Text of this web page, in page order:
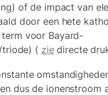
of de impact van
door een hete
voor Bayard-
( ziedirecte
dus de ionenstroom